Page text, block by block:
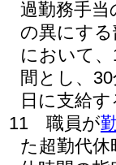
過勤務手
の異にす
において
間とし、
日に支給
11
職員が
た超勤代